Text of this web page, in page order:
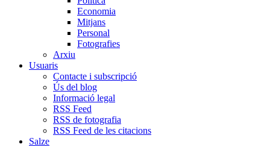
Economia
Mitjans
Personal
Fotografies
Arxiu
Usuaris
Contacte i subscripció
Ús del blog
Informació legal
RSS Feed
RSS de fotografia
RSS Feed de les citacions
Salze